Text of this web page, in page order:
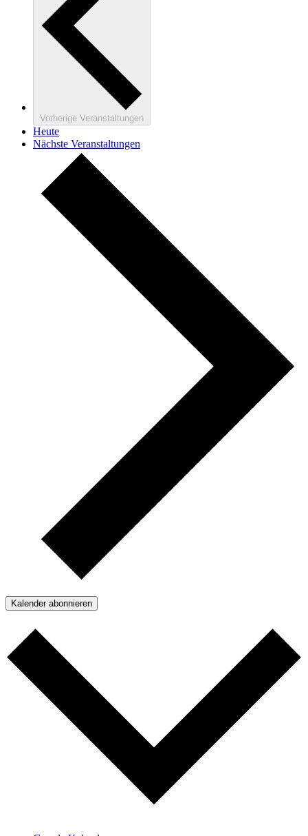
Vorherige Veranstaltungen
Heute
Nächste Veranstaltungen
Kalender abonnieren